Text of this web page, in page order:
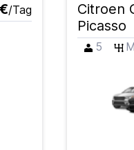
/Tag
Citroen
Picasso
5 M